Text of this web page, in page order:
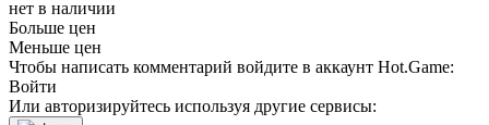
нет в наличии
Больше цен
Меньше цен
Чтобы написать комментарий войдите в аккаунт Hot.Game:
Войти
Или авторизируйтесь используя другие сервисы: